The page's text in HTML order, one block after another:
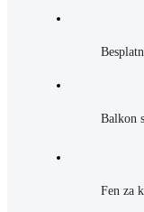
Balkon
Fen za